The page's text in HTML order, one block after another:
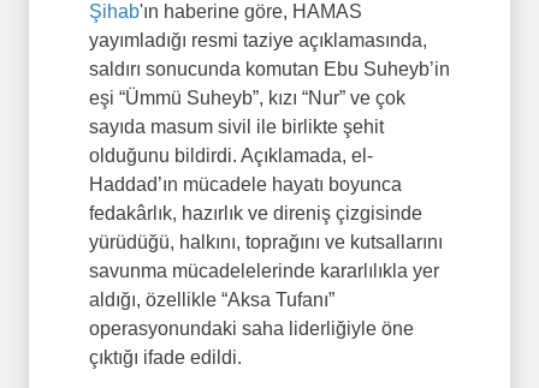
Şihab'ın haberine göre, HAMAS
yayımladığı resmi taziye açıklamasında,
saldırı sonucunda komutan Ebu Suheyb’in
eşi “Ümmü Suheyb”, kızı “Nur” ve çok
sayıda masum sivil ile birlikte şehit
olduğunu bildirdi. Açıklamada, el-
Haddad’ın mücadele hayatı boyunca
fedakârlık, hazırlık ve direniş çizgisinde
yürüdüğü, halkını, toprağını ve kutsallarını
savunma mücadelelerinde kararlılıkla yer
aldığı, özellikle “Aksa Tufanı”
operasyonundaki saha liderliğiyle öne
çıktığı ifade edildi.